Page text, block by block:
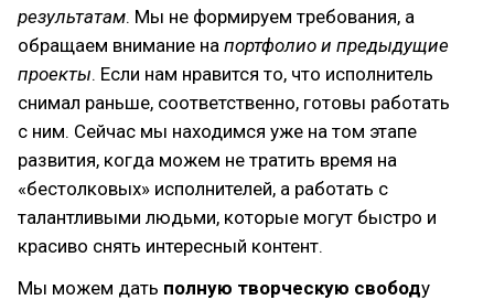
результатам. Мы не формируем требования, а
обращаем внимание на портфолио и предыдущие
проекты. Если нам нравится то, что исполнитель
снимал раньше, соответственно, готовы работать
с ним. Сейчас мы находимся уже на том этапе
развития, когда можем не тратить время на
«бестолковых» исполнителей, а работать с
талантливыми людьми, которые могут быстро и
красиво снять интересный контент.
Мы можем дать полную творческую свободу